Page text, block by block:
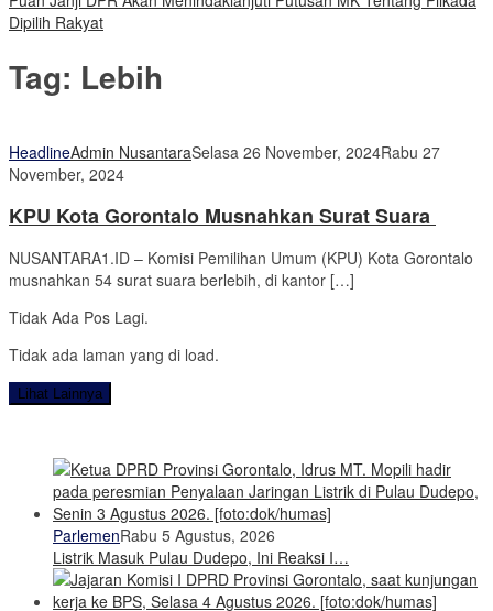
Dipilih Rakyat
Tag: Lebih
HeadlineAdmin NusantaraSelasa 26 November, 2024Rabu 27
November, 2024
KPU Kota Gorontalo Musnahkan Surat Suara
NUSANTARA1.ID – Komisi Pemilihan Umum (KPU) Kota Gorontalo
musnahkan 54 surat suara berlebih, di kantor […]
Tidak Ada Pos Lagi.
Tidak ada laman yang di load.
Lihat Lainnya
ParlemenRabu 5 Agustus, 2026
Listrik Masuk Pulau Dudepo, Ini Reaksi I…